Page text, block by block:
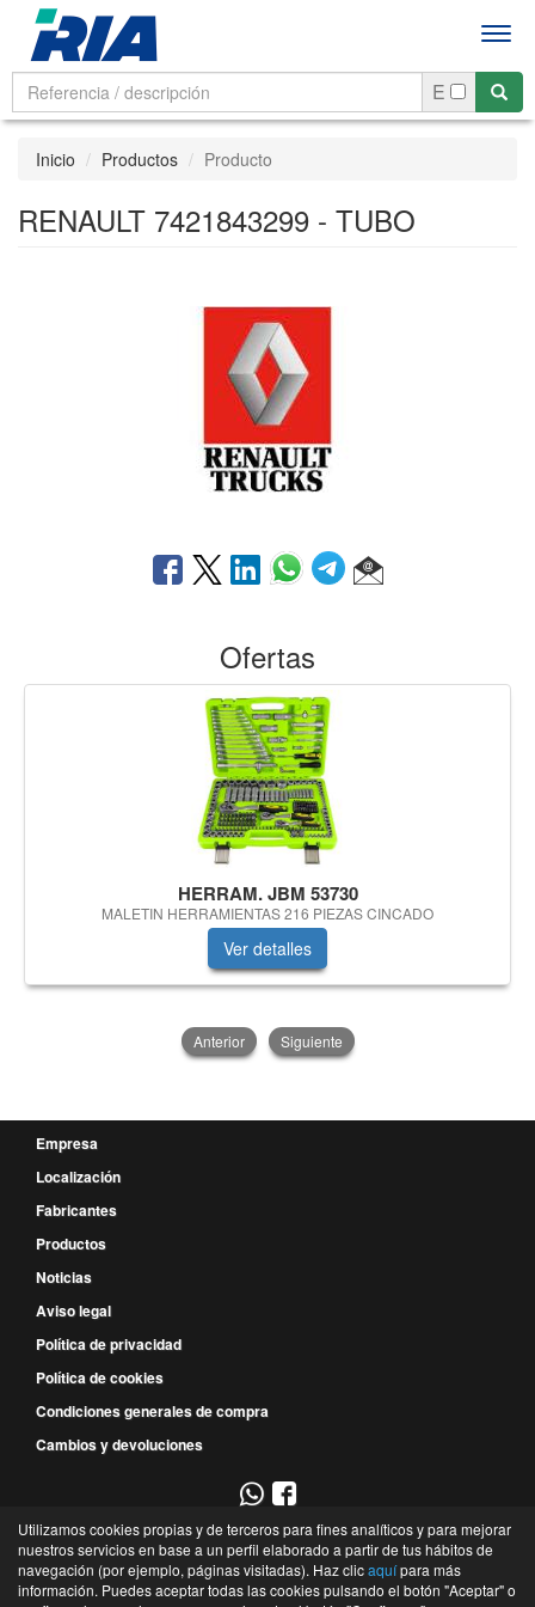
E
Inicio Productos Producto
RENAULT 7421843299 - TUBO
Ofertas
HERRAM. JBM 53730
MALETIN HERRAMIENTAS 216 PIEZAS CINCADO
Ver detalles
Anterior Siguiente
Empresa
Localización
Fabricantes
Productos
Noticias
Aviso legal
Política de privacidad
Política de cookies
Condiciones generales de compra
Cambios y devoluciones
967 52 29 00
P.E. Campollano - Avda. 4ª, 9 - Nave 3B - 02007 - Albacete - Albacete - España
©Recambios Industriales de Albacete- 2026 -Tienda online de recambios de Gira
Utilizamos cookies propias y de terceros para fines analíticos y para mejorar
nuestros servicios en base a un perfil elaborado a partir de tus hábitos de
navegación (por ejemplo, páginas visitadas). Haz clicaquípara más
información. Puedes aceptar todas las cookies pulsando el botón "Aceptar" o